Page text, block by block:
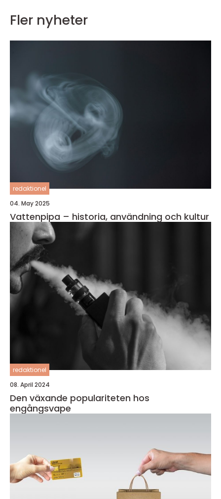
Fler nyheter
redaktionel
04. May 2025
Vattenpipa – historia, användning och kultur
redaktionel
08. April 2024
Den växande populariteten hos
engångsvape